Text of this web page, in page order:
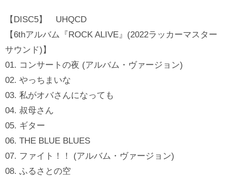
【DISC5】 UHQCD
【6thアルバム『ROCK ALIVE』(2022ラッカーマスター
サウンド)】
01. コンサートの夜 (アルバム・ヴァージョン)
02. やっちまいな
03. 私がオバさんになっても
04. 叔母さん
05. ギター
06. THE BLUE BLUES
07. ファイト！！ (アルバム・ヴァージョン)
08. ふるさとの空